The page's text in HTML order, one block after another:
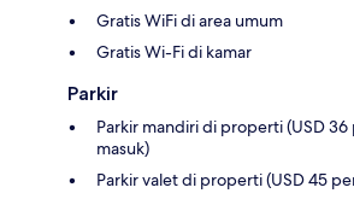
Gratis WiFi di area umum
Gratis Wi-Fi di kamar
Parkir
Parkir mandiri di properti (USD 36
masuk)
Parkir valet di properti (USD 45